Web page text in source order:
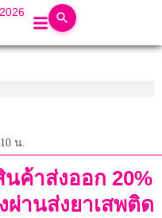
น.
ค้าส่งออก 20%
ผ่านส่งยาเสพติด